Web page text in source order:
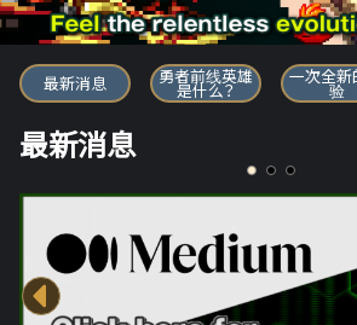
勇者前线英雄
最新消息 勇者前线英雄
是什么？
一次全新
验
最新消息